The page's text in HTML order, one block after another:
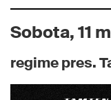
Sobota, 11
regime pres.